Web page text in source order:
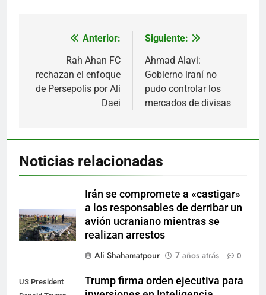
Navegación
entradas
Anterior:
Rah Ahan FC
rechazan el enfoque
de Persepolis por Ali
Daei
Siguiente:
Ahmad Alavi:
Gobierno iraní no
pudo controlar los
mercados de divisas
Noticias relacionadas
Irán se compromete a «castigar»
a los responsables de derribar un
avión ucraniano mientras se
realizan arrestos
Ali Shahamatpour
7 años atrás 0
US President
Trump firma orden ejecutiva para